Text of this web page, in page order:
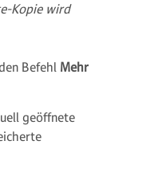
Kopie wird
Befehl Mehr
geöffnete